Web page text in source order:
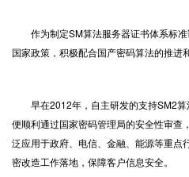
作为制定SM算法服务器证书体系标准
国家政策，积极配合国产密码算法的推进
早在2012年，自主研发的支持SM2算
便顺利通过国家密码管理局的安全性审查
泛应用于政府、电信、金融、能源等重点
密改造工作落地，保障客户信息安全。